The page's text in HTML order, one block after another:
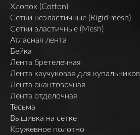
Хлопок (Cotton)
Сетки неэластичные (Rigid mesh)
Сетки эластичные (Mesh)
Атласная лента
Бейка
Лента бретелечная
Лента каучуковая для купальников
Лента окантовочная
Лента отделочная
Тесьма
Вышивка на сетке
Кружевное полотно